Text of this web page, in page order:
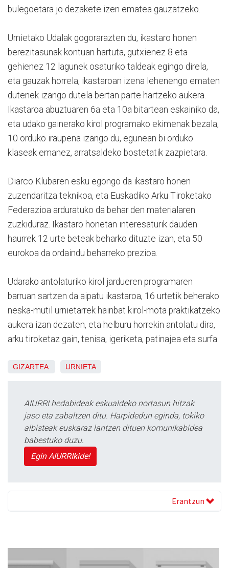
bulegoetara jo dezakete izen ematea gauzatzeko.
Urnietako Udalak gogorarazten du, ikastaro honen
berezitasunak kontuan hartuta, gutxienez 8 eta
gehienez 12 lagunek osaturiko taldeak egingo direla,
eta gauzak horrela, ikastaroan izena lehenengo ematen
dutenek izango dutela bertan parte hartzeko aukera.
Ikastaroa abuztuaren 6a eta 10a bitartean eskainiko da,
eta udako gainerako kirol programako ekimenak bezala,
10 orduko iraupena izango du, egunean bi orduko
klaseak emanez, arratsaldeko bostetatik zazpietara.
Diarco Klubaren esku egongo da ikastaro honen
zuzendaritza teknikoa, eta Euskadiko Arku Tiroketako
Federazioa arduratuko da behar den materialaren
zuzkiduraz. Ikastaro honetan interesaturik dauden
haurrek 12 urte beteak beharko dituzte izan, eta 50
eurokoa da ordaindu beharreko prezioa.
Udarako antolaturiko kirol jardueren programaren
barruan sartzen da aipatu ikastaroa, 16 urtetik beherako
neska-mutil urnietarrek hainbat kirol-mota praktikatzeko
aukera izan dezaten, eta helburu horrekin antolatu dira,
arku tiroketaz gain, tenisa, igeriketa, patinajea eta surfa.
GIZARTEA URNIETA
AIURRI hedabideak eskualdeko nortasun hitzak
jaso eta zabaltzen ditu. Harpidedun eginda, tokiko
albisteak euskaraz lantzen dituen komunikabidea
babestuko duzu.
Egin AIURRIkide!
Erantzun